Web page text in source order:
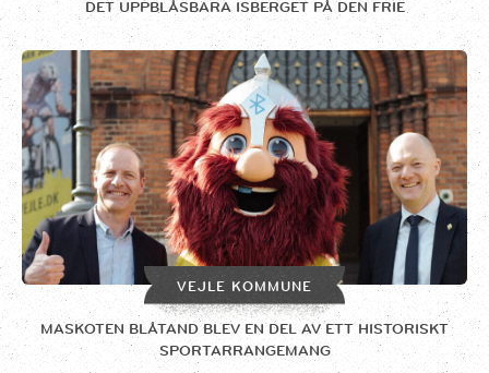
DET UPPBLÅSBARA ISBERGET PÅ DEN FRIE
VEJLE KOMMUNE
MASKOTEN BLÅTAND BLEV EN DEL AV ETT HISTORISKT
SPORTARRANGEMANG